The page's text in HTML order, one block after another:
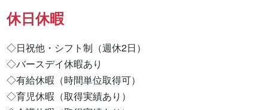
休日休暇
◇日祝他・シフト制（週休2日）
◇バースデイ休暇あり
◇有給休暇（時間単位取得可）
◇育児休暇（取得実績あり）